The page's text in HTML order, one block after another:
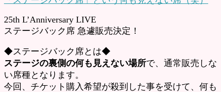
25th L’Anniversary LIVE
ステージバック席 急遽販売決定！
◆ステージバック席とは◆
ステージの裏側の何も見えない場所で、通常販売しな
い席種となります。
今回、チケット購入希望が殺到した事を受けて、何も